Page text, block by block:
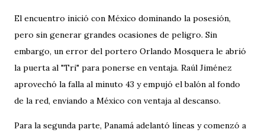
El encuentro inició con México dominando la posesión,
pero sin generar grandes ocasiones de peligro. Sin
embargo, un error del portero Orlando Mosquera le abrió
la puerta al "Tri" para ponerse en ventaja. Raúl Jiménez
aprovechó la falla al minuto 43 y empujó el balón al fondo
de la red, enviando a México con ventaja al descanso.
Para la segunda parte, Panamá adelantó líneas y comenzó a